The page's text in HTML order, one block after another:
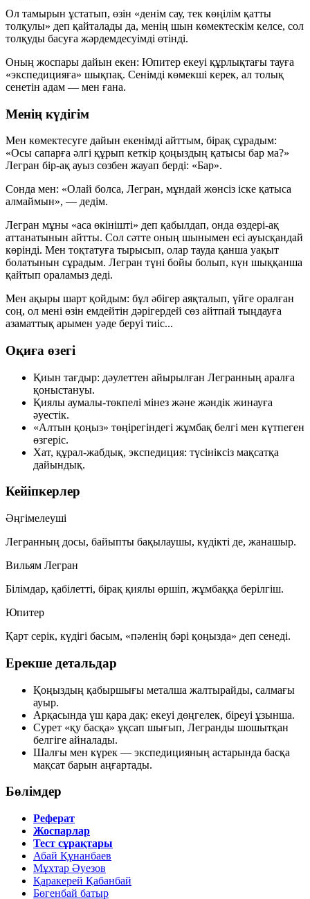
Ол тамырын ұстатып, өзін «денім сау, тек көңілім қатты
толқулы» деп қайталады да, менің шын көмектескім келсе, сол
толқуды басуға жәрдемдесуімді өтінді.
Оның жоспары дайын екен: Юпитер екеуі құрлықтағы тауға
«экспедицияға» шықпақ. Сенімді көмекші керек, ал толық
сенетін адам — мен ғана.
Менің күдігім
Мен көмектесуге дайын екенімді айттым, бірақ сұрадым:
«Осы сапарға әлгі құрып кеткір қоңыздың қатысы бар ма?»
Легран бір-ақ ауыз сөзбен жауап берді: «Бар».
Сонда мен: «Олай болса, Легран, мұндай жөнсіз іске қатыса
алмаймын», — дедім.
Легран мұны «аса өкінішті» деп қабылдап, онда өздері-ақ
аттанатынын айтты. Сол сәтте оның шынымен есі ауысқандай
көрінді. Мен тоқтатуға тырысып, олар тауда қанша уақыт
болатынын сұрадым. Легран түні бойы болып, күн шыққанша
қайтып ораламыз деді.
Мен ақыры шарт қойдым: бұл әбігер аяқталып, үйге оралған
соң, ол мені өзін емдейтін дәрігердей сөз айтпай тыңдауға
азаматтық арымен уәде беруі тиіс...
Оқиға өзегі
Қиын тағдыр: дәулеттен айырылған Легранның аралға
қоныстануы.
Қиялы аумалы-төкпелі мінез және жәндік жинауға
әуестік.
«Алтын қоңыз» төңірегіндегі жұмбақ белгі мен күтпеген
өзгеріс.
Хат, құрал-жабдық, экспедиция: түсініксіз мақсатқа
дайындық.
Кейіпкерлер
Әңгімелеуші
Легранның досы, байыпты бақылаушы, күдікті де, жанашыр.
Вильям Легран
Білімдар, қабілетті, бірақ қиялы өршіп, жұмбаққа берілгіш.
Юпитер
Қарт серік, күдігі басым, «пәленің бәрі қоңызда» деп сенеді.
Ерекше детальдар
Қоңыздың қабыршығы металша жалтырайды, салмағы
ауыр.
Арқасында үш қара дақ: екеуі дөңгелек, біреуі ұзынша.
Сурет «қу басқа» ұқсап шығып, Легранды шошытқан
белгіге айналады.
Шалғы мен күрек — экспедицияның астарында басқа
мақсат барын аңғартады.
Бөлімдер
Реферат
Жоспарлар
Тест сұрақтары
Абай Құнанбаев
Мұхтар Әуезов
Қаракерей Қабанбай
Бөгенбай батыр